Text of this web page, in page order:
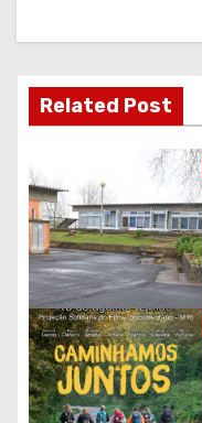
ç
ã
o
d
e
a
r
t
Related Post